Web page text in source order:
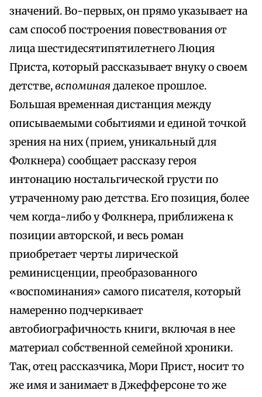
значений. Во-первых, он прямо указывает на
сам способ построения повествования от
лица шестидесятипятилетнего Люция
Приста, который рассказывает внуку о своем
детстве,вспоминая далекое прошлое.
Большая временная дистанция между
описываемыми событиями и единой точкой
зрения на них (прием, уникальный для
Фолкнера) сообщает рассказу героя
интонацию ностальгической грусти по
утраченному раю детства. Его позиция, более
чем когда-либо у Фолкнера, приближена к
позиции авторской, и весь роман
приобретает черты лирической
реминисценции, преобразованного
«воспоминания» самого писателя, который
намеренно подчеркивает
автобиографичность книги, включая в нее
материал собственной семейной хроники.
Так, отец рассказчика, Мори Прист, носит то
же имя и занимает в Джефферсоне то же